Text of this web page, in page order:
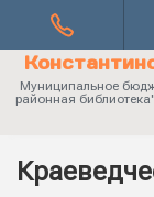
Муниципальное
районная